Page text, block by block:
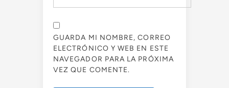
GUARDA MI NOMBRE, CORREO
ELECTRÓNICO Y WEB EN ESTE
NAVEGADOR PARA LA PRÓXIMA
VEZ QUE COMENTE.